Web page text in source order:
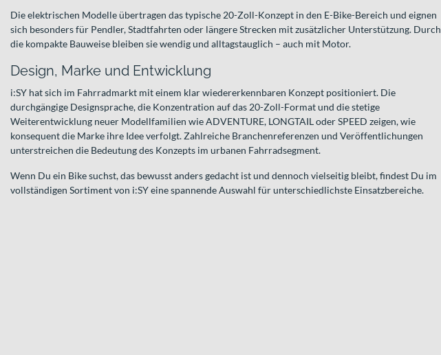
Die elektrischen Modelle übertragen das typische 20-Zoll-Konzept in den E-Bike-Bereich und eignen
sich besonders für Pendler, Stadtfahrten oder längere Strecken mit zusätzlicher Unterstützung. Durch
die kompakte Bauweise bleiben sie wendig und alltagstauglich – auch mit Motor.
Design, Marke und Entwicklung
i:SY hat sich im Fahrradmarkt mit einem klar wiedererkennbaren Konzept positioniert. Die
durchgängige Designsprache, die Konzentration auf das 20-Zoll-Format und die stetige
Weiterentwicklung neuer Modellfamilien wie ADVENTURE, LONGTAIL oder SPEED zeigen, wie
konsequent die Marke ihre Idee verfolgt. Zahlreiche Branchenreferenzen und Veröffentlichungen
unterstreichen die Bedeutung des Konzepts im urbanen Fahrradsegment.
Wenn Du ein Bike suchst, das bewusst anders gedacht ist und dennoch vielseitig bleibt, findest Du im
vollständigen Sortiment von i:SY eine spannende Auswahl für unterschiedlichste Einsatzbereiche.